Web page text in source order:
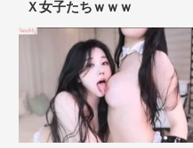
Ｘ女子たちｗｗｗ